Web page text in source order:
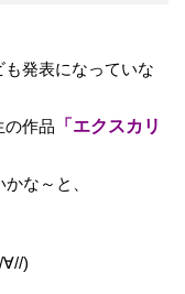
発表になっていな
の作品 「エクスカリ
な～と、
∀//)